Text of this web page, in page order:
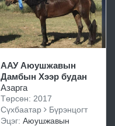
ААУ Аюушжавын
Дамбын Хээр будан
Азарга
Төрсөн: 2017
Сүхбаатар
Бүрэнцогт
Эцэг: Аюушжавын